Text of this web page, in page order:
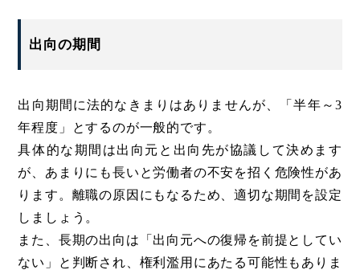
出向の期間
出向期間に法的なきまりはありませんが、「半年～3
年程度」とするのが一般的です。
具体的な期間は出向元と出向先が協議して決めます
が、あまりにも長いと労働者の不安を招く危険性があ
ります。離職の原因にもなるため、適切な期間を設定
しましょう。
また、長期の出向は「出向元への復帰を前提としてい
ない」と判断され、権利濫用にあたる可能性もありま